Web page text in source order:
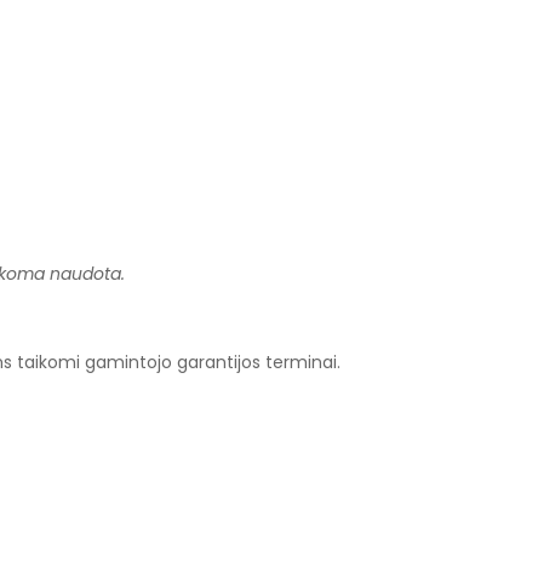
naudota.
taikomi gamintojo garantijos terminai.